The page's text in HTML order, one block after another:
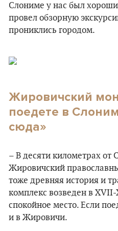
Слониме у нас был
провел обзорную
прониклись городом.
Жировичский
поедете в
сюда»
– В десяти километрах от
Жировичский
тоже древняя история и
комплекс возведен в
спокойное место. Если
и в Жировичи.